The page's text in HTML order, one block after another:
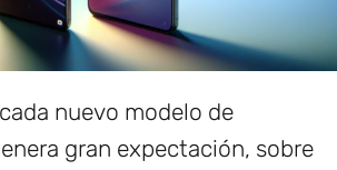
nuevo modelo de
gran expectación, sobre